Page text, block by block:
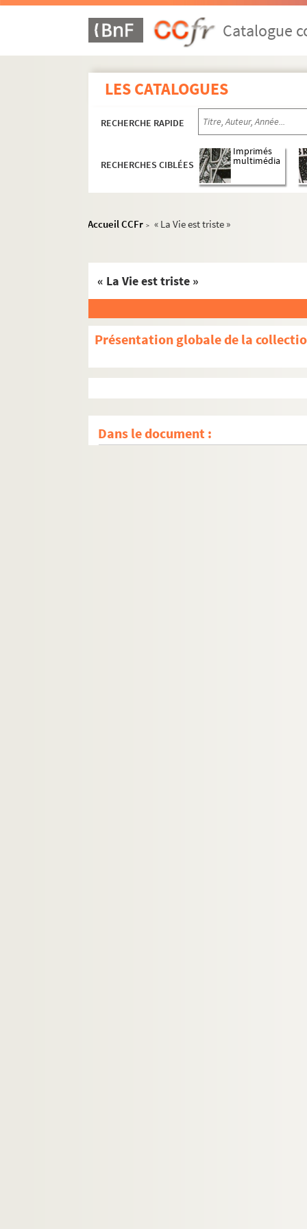
Catalogue
LES CATALOGUES
RECHERCHE RAPIDE
RECHERCHES CIBLÉES
Imprimés
multimédia
Accueil CCFr > « La Vie est triste »
« La Vie est triste »
Présentation globale de la
Dans le document :